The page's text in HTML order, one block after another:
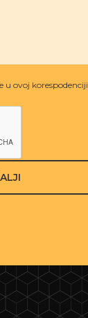
u ovoj korespodenciji